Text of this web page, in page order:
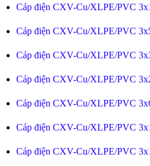
Cáp điện CXV-Cu/XLPE/PVC
Cáp điện CXV-Cu/XLPE/PVC
Cáp điện CXV-Cu/XLPE/PVC
Cáp điện CXV-Cu/XLPE/PVC
Cáp điện CXV-Cu/XLPE/PVC
Cáp điện CXV-Cu/XLPE/PVC
Cáp điện CXV-Cu/XLPE/PVC